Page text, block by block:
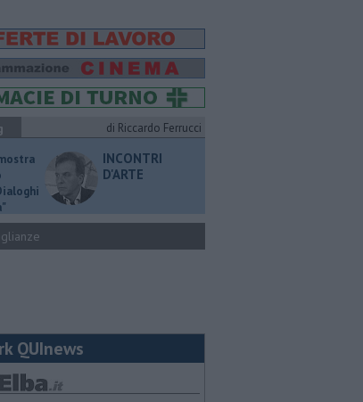
di Riccardo Ferrucci
INCONTRI
D'ARTE
QUInews